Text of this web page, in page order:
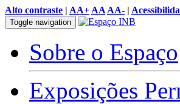
Alto contraste | AA+ AA AA- |
Toggle navigation
Sobre o Espaço
Exposições